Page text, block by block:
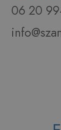
06 20